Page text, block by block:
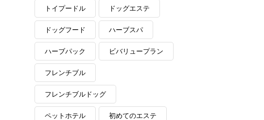
トイプードル ドッグエステ
ドッグフード ハーブスパ
ハーブパック ビバリュープラン
フレンチブル
フレンチブルドッグ
ペットホテル 初めてのエステ